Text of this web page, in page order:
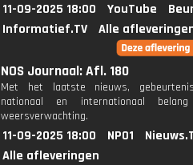
11-09-2025 18:00 YouTube
Informatief.TV
Alle
NOS Journaal: Afl. 180
Met het laatste nieuws,
nationaal en internationaal
weersverwachting.
11-09-2025 18:00 NPO1
Alle afleveringen